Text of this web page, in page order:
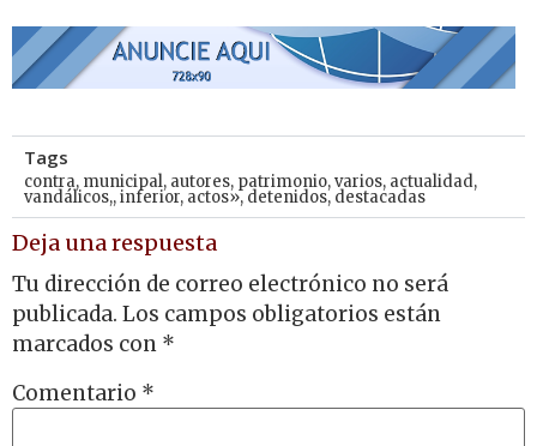
Tags
contra, municipal, autores, patrimonio,varios, actualidad,
vandálicos,,inferior, actos», detenidos, destacadas
Deja una respuesta
Tu dirección de correo electrónico no será
publicada. Los campos obligatorios están
marcados con *
Comentario *